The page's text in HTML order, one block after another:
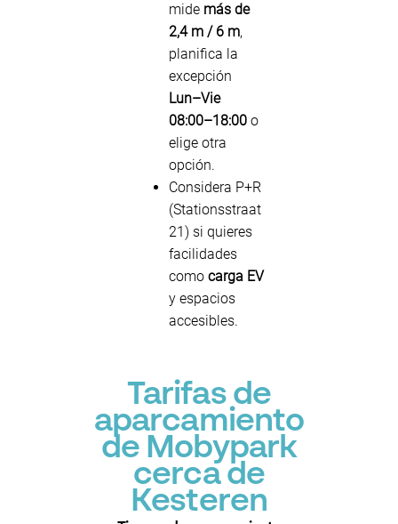
mide más de
2,4 m / 6 m,
planifica la
excepción
Lun–Vie
08:00–18:00 o
elige otra
opción.
Considera P+R
(Stationsstraat
21) si quieres
facilidades
como carga EV
y espacios
accesibles.
Tarifas de
aparcamiento
de Mobypark
cerca de
Kesteren